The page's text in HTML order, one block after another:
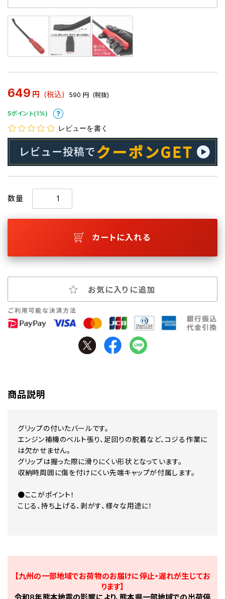
649 円 (税込) 590 円 (税抜)
5ポイント(1%)
レビューを書く
数量
カートに入れる
お気に入りに追加
商品説明
グリップの付いたバールです。
エンジン補機のベルト張り、足回りの脱着など、コジる作業に
は欠かせません。
グリップは握った際に滑りにくい形状となっています。
収納時周囲に傷を付けにくい先端キャップが付属します。
●ここがポイント！
こじる、持ち上げる、剥がす、様々な用途に！
【九州の一部地域でお荷物のお届けに停止・遅れが生じてお
ります】